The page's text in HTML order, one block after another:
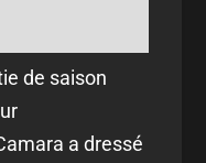
de saison
a dressé